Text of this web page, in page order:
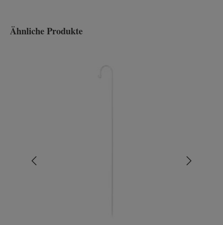
Produktgalerie überspringen
Ähnliche Produkte